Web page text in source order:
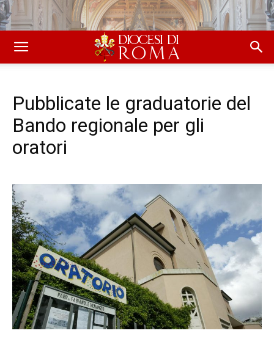
Pubblicate le graduatorie del
Bando regionale per gli
oratori